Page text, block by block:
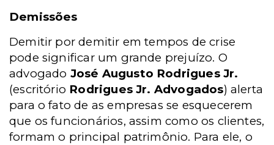
Demissões
Demitir por demitir em tempos de crise
pode significar um grande prejuízo. O
advogado José Augusto Rodrigues Jr.
(escritório Rodrigues Jr. Advogados) alerta
para o fato de as empresas se esquecerem
que os funcionários, assim como os clientes,
formam o principal patrimônio. Para ele, o